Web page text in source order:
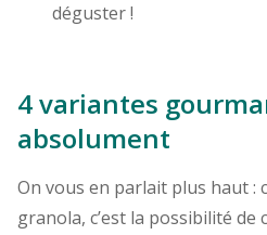
déguster !
4 variantes
absolument
On vous en parlait plus haut :
granola, c’est la possibilité